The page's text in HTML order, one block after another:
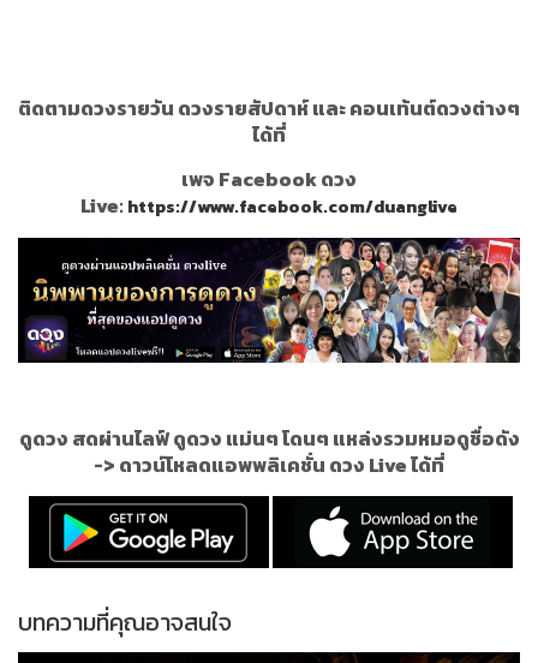
ติดตามดวงรายวัน ดวงรายสัปดาห์ และ คอนเท้นต์ดวงต่างๆ
ได้ที่
เพจ Facebook ดวง
Live:https://www.facebook.com/duanglive
ดูดวง สดผ่านไลฟ์ ดูดวง แม่นๆ โดนๆ แหล่งรวมหมอดูชื่อดัง
-> ดาวน์โหลดแอพพลิเคชั่น ดวง Live ได้ที่
บทความที่คุณอาจสนใจ